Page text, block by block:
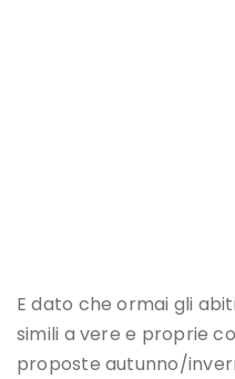
E dato che ormai gli
simili a vere e proprie
proposte autunno/